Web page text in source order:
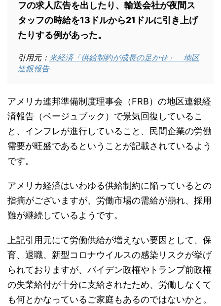
フの求人広告を出したり、輸送会社が夜間ス
タッフの時給を13ドルから21ドルに引き上げ
たりする例があった。
引用元： 米経済「供給制約が成長の足かせ」 地区
連銀報告
アメリカ連邦準備制度理事会（FRB）の地区連銀経
済報告（ベージュブック）で景気回復しているこ
と、インフレが進行していること、民間企業の労働
需要が旺盛であるということが記載されているよう
です。
アメリカ経済はいわゆる供給制約に陥っているとの
指摘がございますが、労働市場の需給が崩れ、採用
難が継続しているようです。
上記引用元にて労働供給が増えない要因として、保
育、退職、新型コロナウイルスの感染リスクが挙げ
られておりますが、バイデン政権やトランプ前政権
の失業給付が十分に支給されたため、労働しなくて
も何とかなっているご家庭もあるのではないかと。